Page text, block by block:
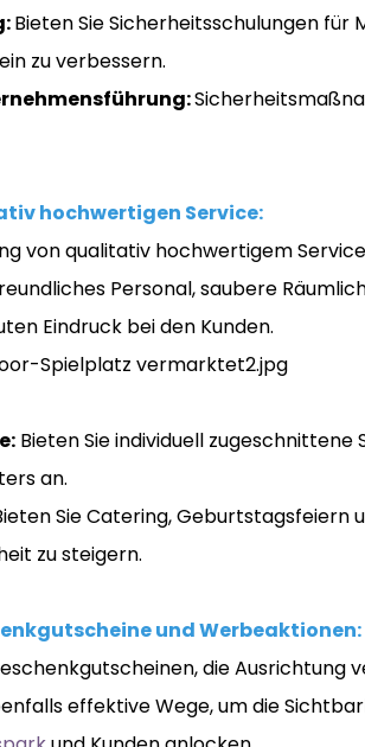
Bieten Sie Sicherheitsschulungen für
zu verbessern.
hochwertigen Service:
von qualitativ hochwertigem
Personal, saubere
Eindruck bei den Kunden.
Bieten Sie individuell
an.
Sie Catering, Geburtstagsfeiern
zu steigern.
und Werbeaktionen:
die
effektive Wege, um die